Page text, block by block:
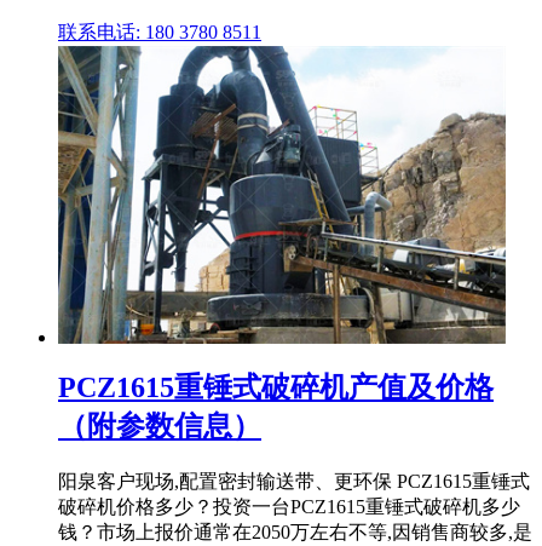
联系电话: 180 3780 8511
PCZ1615重锤式破碎机产值及价格
（附参数信息）
阳泉客户现场,配置密封输送带、更环保 PCZ1615重锤式
破碎机价格多少？投资一台PCZ1615重锤式破碎机多少
钱？市场上报价通常在2050万左右不等,因销售商较多,是